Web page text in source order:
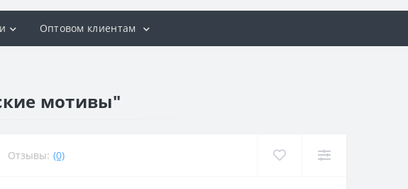
Оптовом клиентам
мотивы"
Отзывы: (0)